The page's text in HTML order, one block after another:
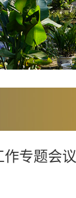
专题会议